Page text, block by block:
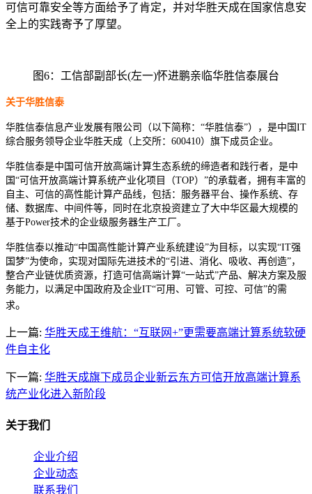
可信可靠安全等方面给予了肯定，并对华胜天成在国家信息安
全上的实践寄予了厚望。
图6：工信部副部长(左一)怀进鹏亲临华胜信泰展台
关于华胜信泰
华胜信泰信息产业发展有限公司（以下简称：“华胜信泰”），是中国IT
综合服务领导企业华胜天成（上交所：600410）旗下成员企业。
华胜信泰是中国可信开放高端计算生态系统的缔造者和践行者，是中
国“可信开放高端计算系统产业化项目（TOP）”的承载者，拥有丰富的
自主、可信的高性能计算产品线，包括：服务器平台、操作系统、存
储、数据库、中间件等，同时在北京投资建立了大中华区最大规模的
基于Power技术的企业级服务器生产工厂。
华胜信泰以推动“中国高性能计算产业系统建设”为目标，以实现“IT强
国梦”为使命，实现对国际先进技术的“引进、消化、吸收、再创造”，
整合产业链优质资源，打造可信高端计算“一站式”产品、解决方案及服
务能力，以满足中国政府及企业IT“可用、可管、可控、可信”的需
求。
上一篇: 华胜天成王维航：“互联网+”更需要高端计算系统软硬
件自主化
下一篇: 华胜天成旗下成员企业新云东方可信开放高端计算系
统产业化进入新阶段
关于我们
企业介绍
企业动态
联系我们